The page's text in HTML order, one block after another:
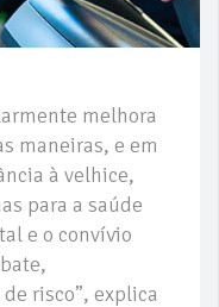
melhora
maneiras, e em
à velhice,
para a saúde
e o convívio
risco”, explica